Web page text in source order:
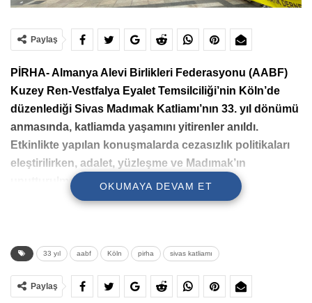
Paylaş
PİRHA- Almanya Alevi Birlikleri Federasyonu (AABF)
Kuzey Ren-Vestfalya Eyalet Temsilciliği’nin Köln’de
düzenlediği Sivas Madımak Katliamı’nın 33. yıl dönümü
anmasında, katliamda yaşamını yitirenler anıldı.
Etkinlikte yapılan konuşmalarda cezasızlık politikaları
eleştirilirken, adalet, yüzleşme ve Madımak’ın
unutturulmaması çağrısı öne çıktı.
OKUMAYA DEVAM ET
33 yıl aabf Köln pirha sivas katliamı
Paylaş